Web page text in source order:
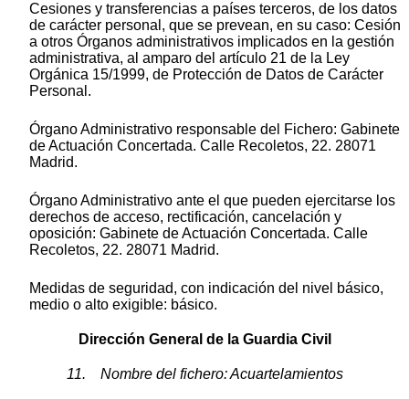
Cesiones y transferencias a países terceros, de los datos
de carácter personal, que se prevean, en su caso: Cesión
a otros Órganos administrativos implicados en la gestión
administrativa, al amparo del artículo 21 de la Ley
Orgánica 15/1999, de Protección de Datos de Carácter
Personal.
Órgano Administrativo responsable del Fichero: Gabinete
de Actuación Concertada. Calle Recoletos, 22. 28071
Madrid.
Órgano Administrativo ante el que pueden ejercitarse los
derechos de acceso, rectificación, cancelación y
oposición: Gabinete de Actuación Concertada. Calle
Recoletos, 22. 28071 Madrid.
Medidas de seguridad, con indicación del nivel básico,
medio o alto exigible: básico.
Dirección General de la Guardia Civil
11. Nombre del fichero: Acuartelamientos